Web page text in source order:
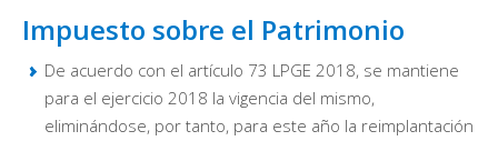
Impuesto sobre el Patrimonio
De acuerdo con el artículo 73 LPGE 2018, se mantiene
para el ejercicio 2018 la vigencia del mismo,
eliminándose, por tanto, para este año la reimplantación